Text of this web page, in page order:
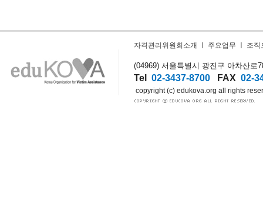
자격관리위원회소개 주요업무 조직
(04969) 서울특별시 광진구 아차산로
Tel 02-3437-8700 FAX 02-
copyright (c) edukova.org all rights